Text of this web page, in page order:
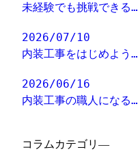
未経験でも挑戦できる…
2026/07/10
内装工事をはじめよう…
2026/06/16
内装工事の職人になる…
コラムカテゴリ―